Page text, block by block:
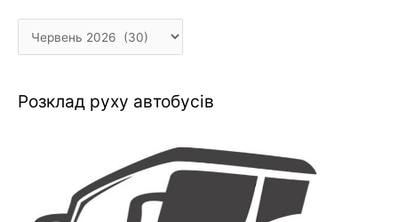
Розклад руху автобусів